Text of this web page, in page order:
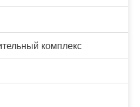
комплекс